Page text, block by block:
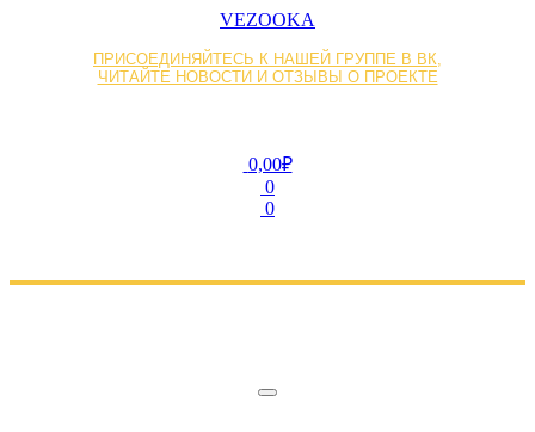
VEZOOKA
ПРИСОЕДИНЯЙТЕСЬ К НАШЕЙ ГРУППЕ В ВК,
ЧИТАЙТЕ НОВОСТИ И ОТЗЫВЫ О ПРОЕКТЕ
0,00₽
0
0